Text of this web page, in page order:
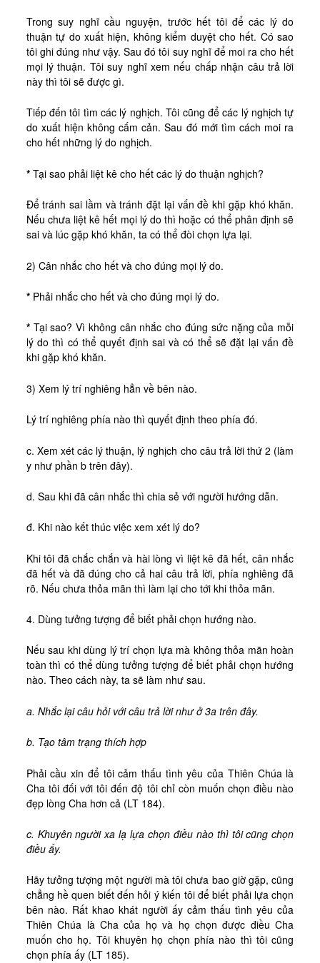
Trong suy nghĩ cầu nguyện, trước hết tôi để các lý do
thuận tự do xuất hiện, không kiểm duyệt cho hết. Có sao
tôi ghi đúng như vậy. Sau đó tôi suy nghĩ để moi ra cho hết
mọi lý thuận. Tôi suy nghĩ xem nếu chấp nhận câu trả lời
này thì tôi sẽ được gì.
Tiếp đến tôi tìm các lý nghịch. Tôi cũng để các lý nghịch tự
do xuất hiện không cấm cản. Sau đó mới tìm cách moi ra
cho hết những lý do nghịch.
*Tại sao phải liệt kê cho hết các lý do thuận nghịch?
Để tránh sai lầm và tránh đặt lại vấn đề khi gặp khó khăn.
Nếu chưa liệt kê hết mọi lý do thì hoặc có thể phân định sẽ
sai và lúc gặp khó khăn, ta có thể đòi chọn lựa lại.
2) Cân nhắc cho hết và cho đúng mọi lý do.
*Phải nhắc cho hết và cho đúng mọi lý do.
*Tại sao? Vì không cân nhắc cho đúng sức nặng của mỗi
lý do thì có thể quyết định sai và có thể sẽ đặt lại vấn đề
khi gặp khó khăn.
3) Xem lý trí nghiêng hẳn về bên nào.
Lý trí nghiêng phía nào thì quyết định theo phía đó.
c. Xem xét các lý thuận, lý nghịch cho câu trả lời thứ 2 (làm
y như phần b trên đây).
d. Sau khi đã cân nhắc thì chia sẻ với người hướng dẫn.
đ. Khi nào kết thúc việc xem xét lý do?
Khi tôi đã chắc chắn và hài lòng vì liệt kê đã hết, cân nhắc
đã hết và đã đúng cho cả hai câu trả lời, phía nghiêng đã
rõ. Nếu chưa thỏa mãn thì làm lại cho tới khi thỏa mãn.
4. Dùng tưởng tượng để biết phải chọn hướng nào.
Nếu sau khi dùng lý trí chọn lựa mà không thỏa mãn hoàn
toàn thì có thể dùng tưởng tượng để biết phải chọn hướng
nào. Theo cách này, ta sẽ làm như sau.
a. Nhắc lại câu hỏi với câu trả lời như ở 3a trên đây.
b. Tạo tâm trạng thích hợp
Phải cầu xin để tôi cảm thấu tình yêu của Thiên Chúa là
Cha tôi đối với tôi đến độ tôi chỉ còn muốn chọn điều nào
đẹp lòng Cha hơn cả (LT 184).
c. Khuyên người xa lạ lựa chọn điều nào thì tôi cũng chọn
điều ấy.
Hãy tưởng tượng một người mà tôi chưa bao giờ gặp, cũng
chẳng hề quen biết đến hỏi ý kiến tôi để biết phải lựa chọn
bên nào. Rất khao khát người ấy cảm thấu tình yêu của
Thiên Chúa là Cha của họ và họ chọn được điều Cha
muốn cho họ. Tôi khuyên họ chọn phía nào thì tôi cũng
chọn phía ấy (LT 185).